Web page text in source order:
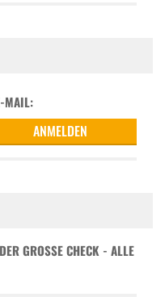
MAIL:
GROSSE CHECK - ALLE D